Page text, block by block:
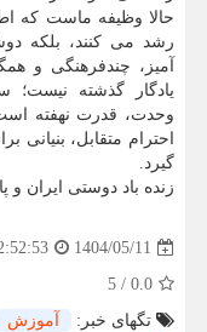
حالا وظیفه ماست که
رشد می کنند، بلکه
آمیز، چندفرهنگی و
یادگار گذشته نیست؛
وحدت، قدرت نهفته
احترام متقابل،
گیرد.
زنده باد دوستی ایران و
1404/05/11
0.0
/
5
تگهای خبر:
آموزش